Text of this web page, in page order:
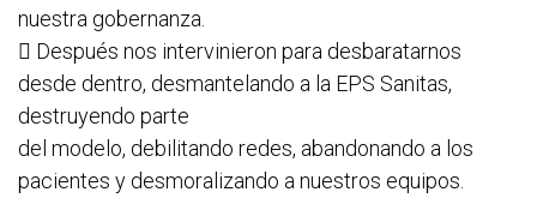
nuestra gobernanza.
 Después nos intervinieron para desbaratarnos
desde dentro, desmantelando a la EPS Sanitas,
destruyendo parte
del modelo, debilitando redes, abandonando a los
pacientes y desmoralizando a nuestros equipos.